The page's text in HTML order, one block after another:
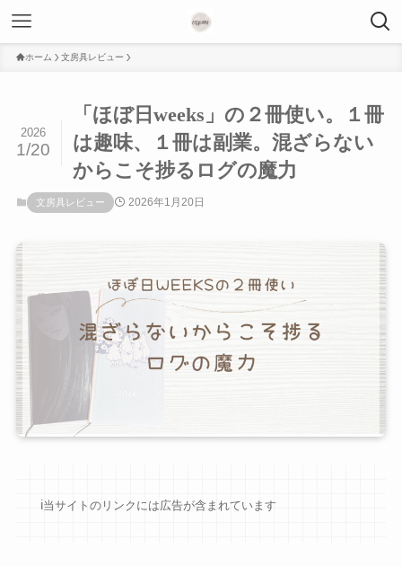
ホーム 文房具レビュー
「ほぼ日weeks」の２冊使い。１冊
は趣味、１冊は副業。混ざらない
からこそ捗るログの魔力
2026
1/20
文房具レビュー 2026年1月20日
ℹ︎当サイトのリンクには広告が含まれています